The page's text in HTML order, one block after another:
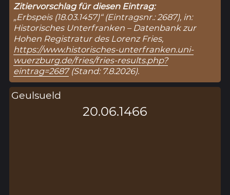
Zitiervorschlag für diesen Eintrag:
„Erbspeis (18.03.1457)“ (Eintragsnr.: 2687), in:
Historisches Unterfranken – Datenbank zur
Hohen Registratur des Lorenz Fries,
https://www.historisches-unterfranken.uni-
wuerzburg.de/fries/fries-results.php?
eintrag=2687(Stand: 7.8.2026).
Geulsueld
20.06.1466